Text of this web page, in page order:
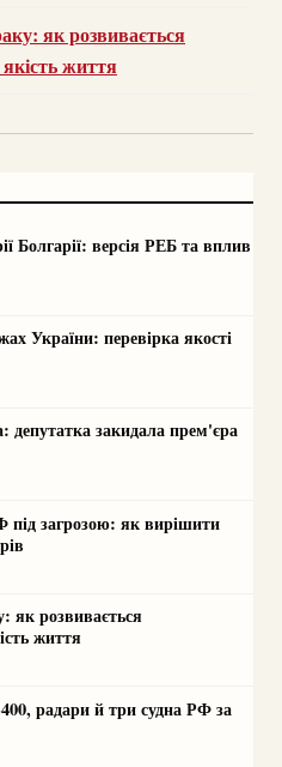
як розвивається
життя
Болгарії: версія РЕБ та вплив
України: перевірка якості
депутатка закидала прем'єра
під загрозою: як вирішити
як розвивається
життя
радари й три судна РФ за